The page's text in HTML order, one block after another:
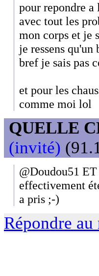
pour repondre
avec tout les
mon corps et je
je ressens
bref je sais pas
et pour les
comme moi lol
QUELLE
(invité)
@Doudou51
effectivement
a pris ;-)
Répondre au